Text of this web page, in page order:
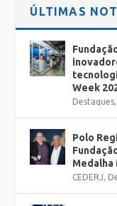
ÚLTIMAS
Week
Destaques,
Polo
Medalha
CEDERJ,